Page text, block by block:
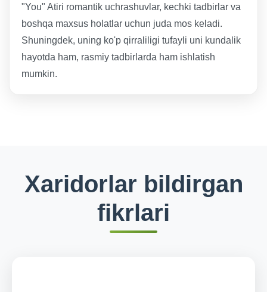
"You" Atiri romantik uchrashuvlar, kechki tadbirlar va
boshqa maxsus holatlar uchun juda mos keladi.
Shuningdek, uning ko'p qirraliligi tufayli uni kundalik
hayotda ham, rasmiy tadbirlarda ham ishlatish
mumkin.
Xaridorlar bildirgan
fikrlari